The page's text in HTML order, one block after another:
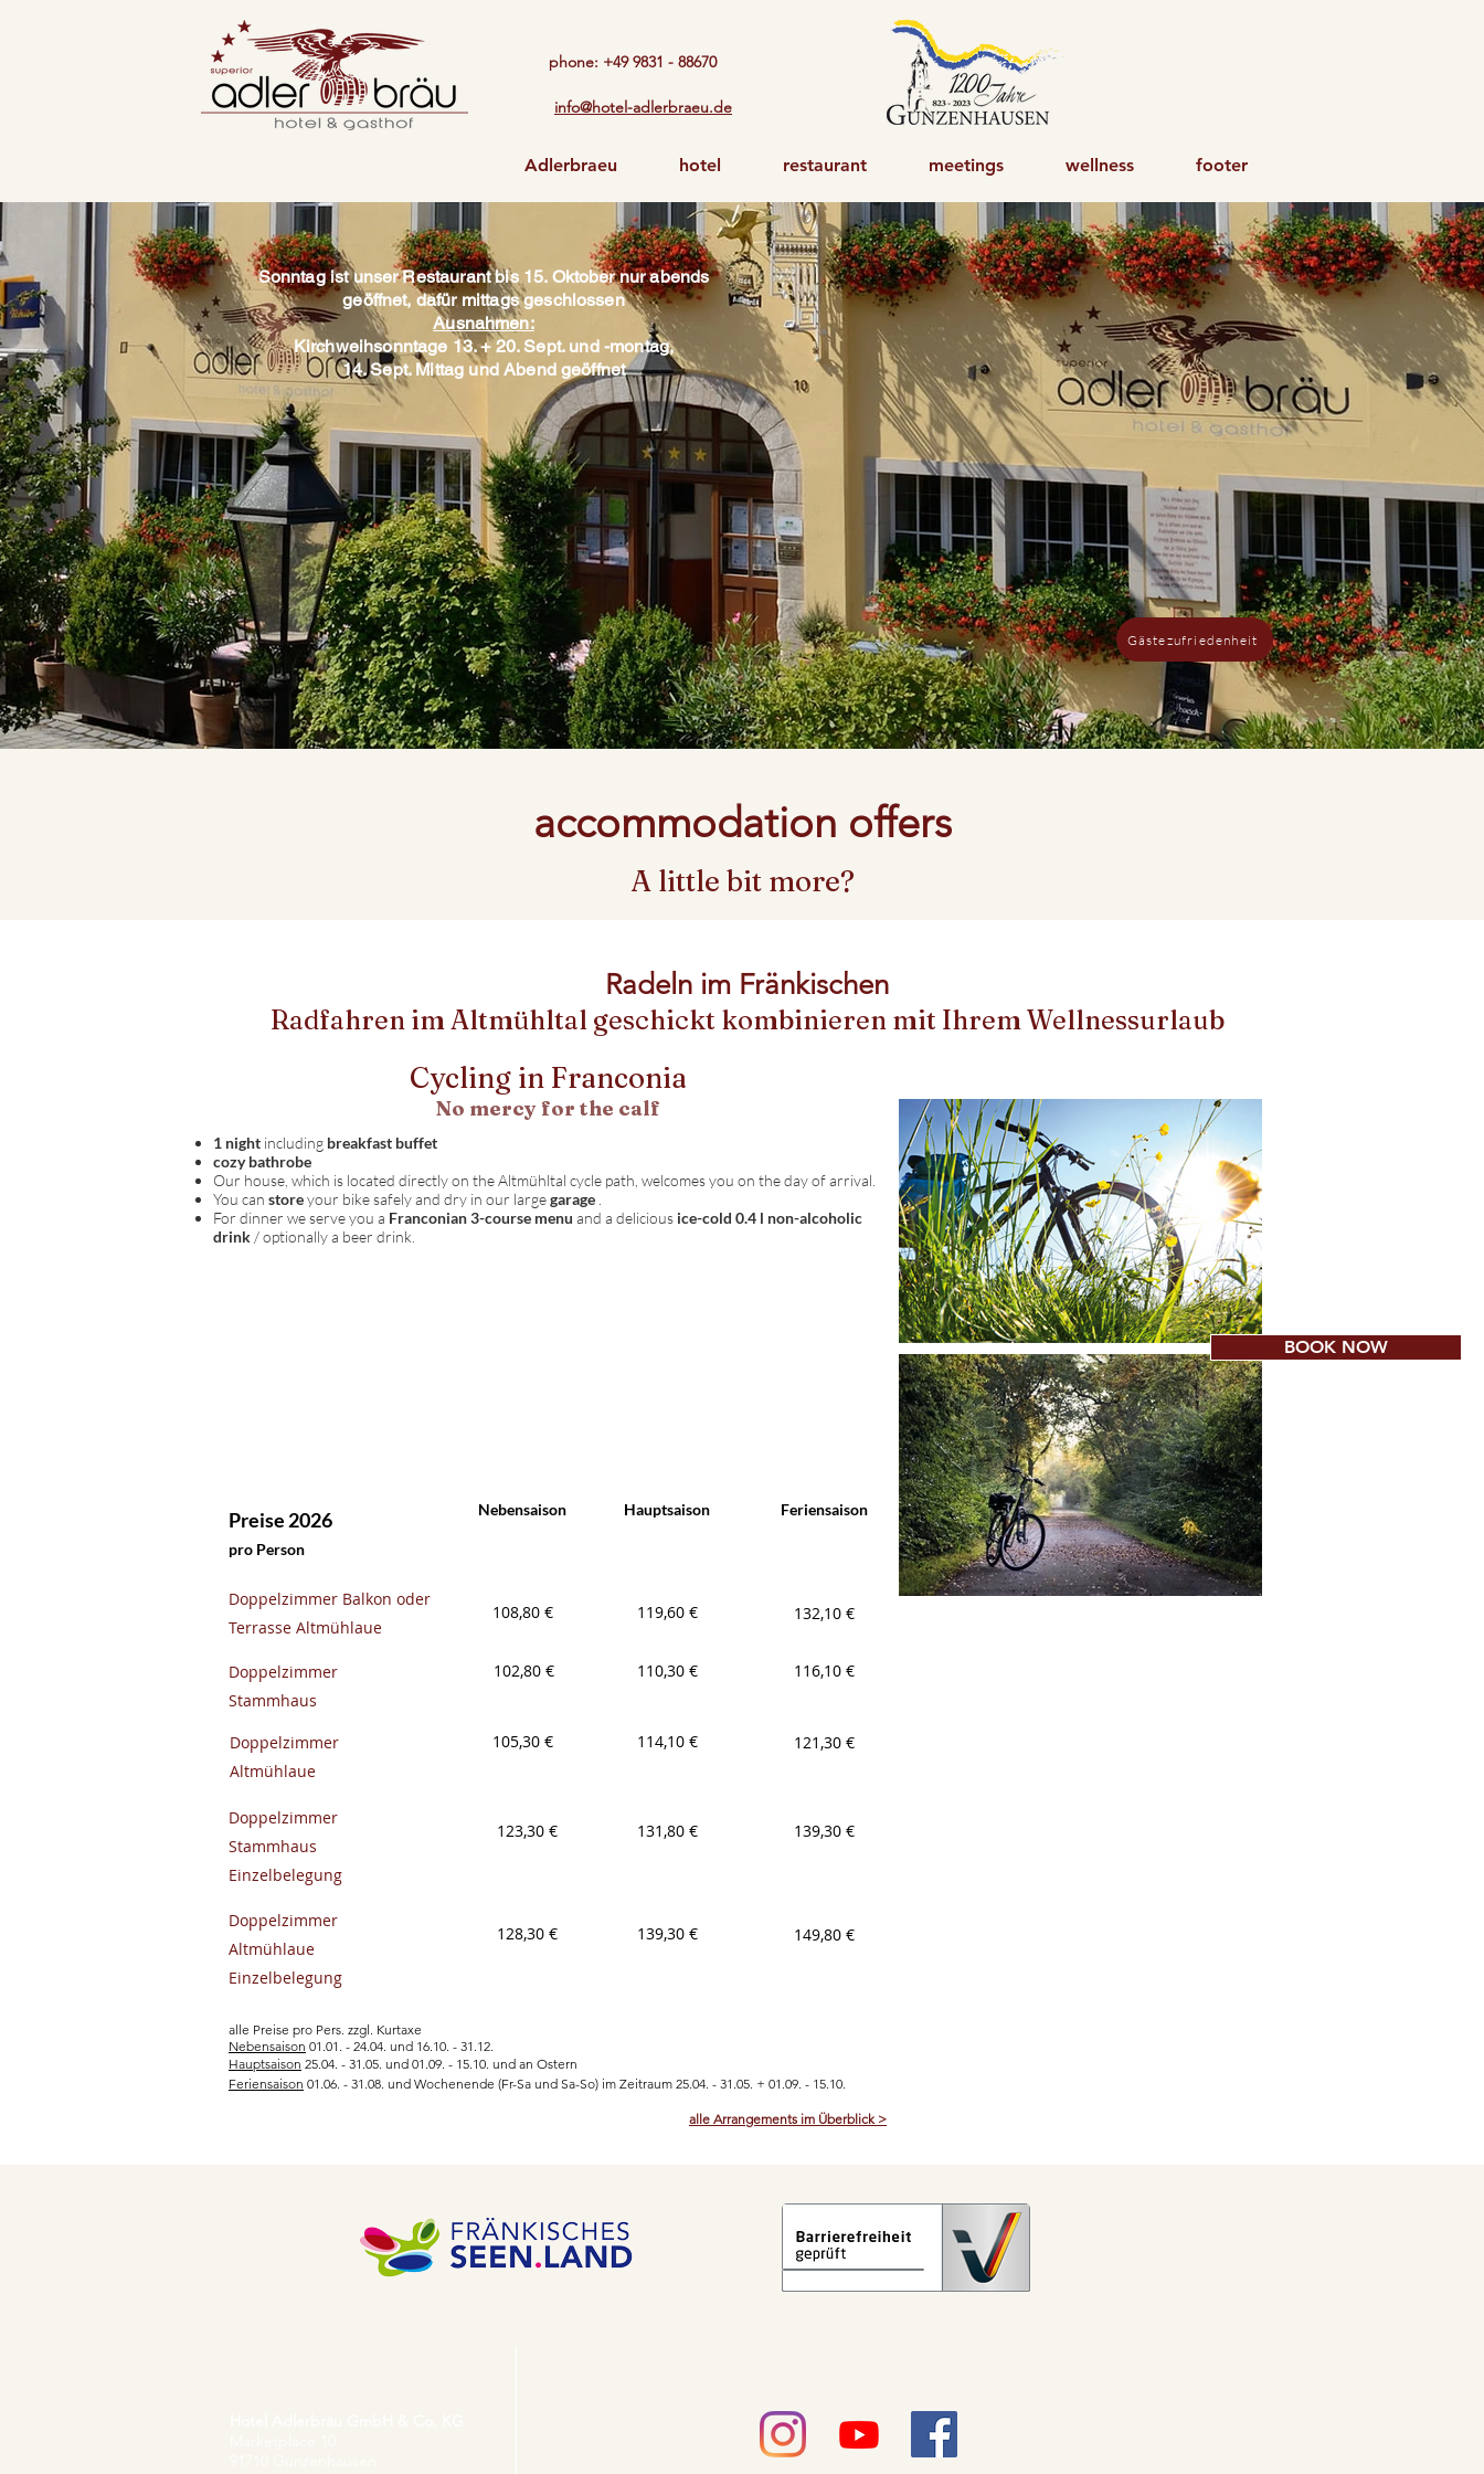
phone: +49 9831 - 88670​
info@hotel-adlerbraeu.de
Adlerbraeu hotel restaurant meetings wellness footer
BOOK NOW
accommodation offers
A little bit more?
Radeln im Fränkischen
Radfahren im Altmühltal geschickt kombinieren mit Ihrem Wellnessurlaub
Cycling in Franconia
No mercy for the calf
1 night including breakfast buffet
cozy bathrobe
Our house, which is located directly on the Altmühltal cycle path, welcomes you on the day of arrival.
You can storeyour bike safely and dry in our largegarage
For dinner we serve you a Franconian 3-course menu and a delicious ice-cold 0.4 l non-alcoholic
drink / optionally a beer drink.
Preise 2026
pro Person
Nebensaison
​Doppelzimmer Balkon oder
Terrasse Altmühlaue
108,80 € 119,60 €
​Doppelzimmer
Stammhaus
102,80 € 110,30 €
​Doppelzimmer
Altmühlaue
105,30 € 114,10 €
​Doppelzimmer
Stammhaus
Einzelbelegung
123,30 € 131,80 €
​Doppelzimmer
Altmühlaue
Einzelbelegung
128,30 € 139,30 €
Feriensaison
132,10 €
116,10 €
121,30 €
139,30 €
149,80 €
Hauptsaison
alle Preise pro Pers. zzgl. Kurtaxe
Nebensaison 01.01. - 24.04. und 16.10. - 31.12.
Hauptsaison 25.04. - 31.05. und 01.09. - 15.10. und an Ostern
Feriensaison 01.06. - 31.08. und Wochenende (Fr-Sa und Sa-So) im Zeitraum 25.04. - 31.05. + 01.09. - 15.10.
alle Arrangements im Überblick >
Gästezufriedenheit
Sonntag ist unser Restaurant bis 15. Oktober nur abends
geöffnet, dafür mittags geschlossen
Ausnahmen:
Kirchweihsonntage 13. + 20. Sept. und -montag,
14. Sept. Mittag und Abend geöffnet